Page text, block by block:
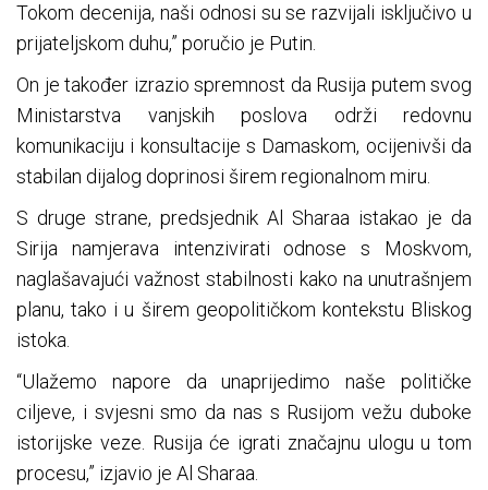
Tokom decenija, naši odnosi su se razvijali isključivo u
prijateljskom duhu,” poručio je Putin.
On je također izrazio spremnost da Rusija putem svog
Ministarstva vanjskih poslova održi redovnu
komunikaciju i konsultacije s Damaskom, ocijenivši da
stabilan dijalog doprinosi širem regionalnom miru.
S druge strane, predsjednik Al Sharaa istakao je da
Sirija namjerava intenzivirati odnose s Moskvom,
naglašavajući važnost stabilnosti kako na unutrašnjem
planu, tako i u širem geopolitičkom kontekstu Bliskog
istoka.
“Ulažemo napore da unaprijedimo naše političke
ciljeve, i svjesni smo da nas s Rusijom vežu duboke
istorijske veze. Rusija će igrati značajnu ulogu u tom
procesu,” izjavio je Al Sharaa.